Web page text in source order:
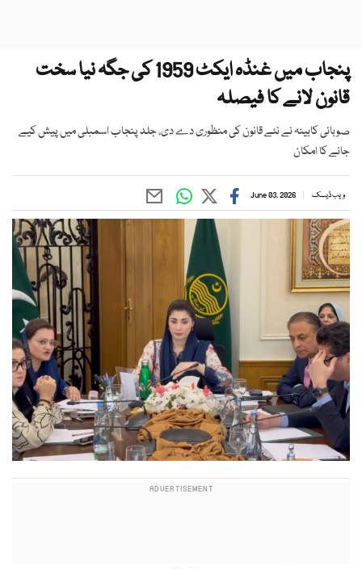
پنجاب میں غنڈہ ایکٹ 1959 کی جگہ نیا سخت
قانون لانے کا فیصلہ
صوبائی کابینہ نے نئے قانون کی منظوری دے دی، جلد پنجاب اسمبلی میں پیش کیے
جانے کا امکان
ویب ڈیسک June 03, 2026